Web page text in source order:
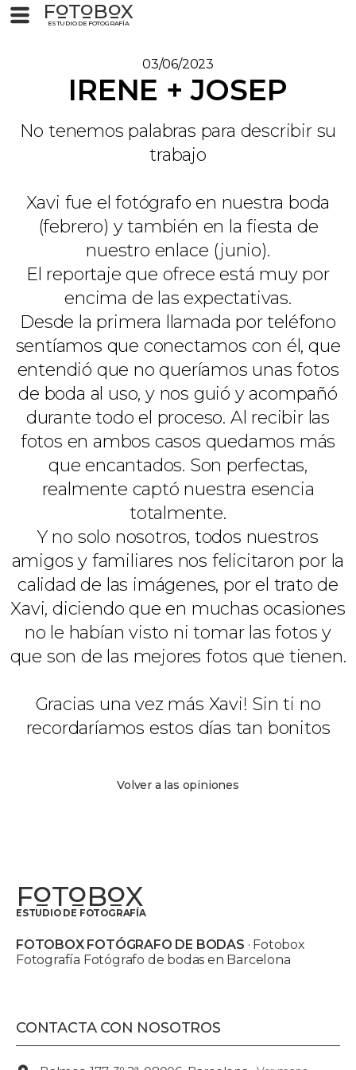
FOTOBOX
ESTUDIO DE FOTOGRAFÍA
03/06/2023
IRENE + JOSEP
No tenemos palabras para describir su
trabajo
Xavi fue el fotógrafo en nuestra boda
(febrero) y también en la fiesta de
nuestro enlace (junio).
El reportaje que ofrece está muy por
encima de las expectativas.
Desde la primera llamada por teléfono
sentíamos que conectamos con él, que
entendió que no queríamos unas fotos
de boda al uso, y nos guió y acompañó
durante todo el proceso. Al recibir las
fotos en ambos casos quedamos más
que encantados. Son perfectas,
realmente captó nuestra esencia
totalmente.
Y no solo nosotros, todos nuestros
amigos y familiares nos felicitaron por la
calidad de las imágenes, por el trato de
Xavi, diciendo que en muchas ocasiones
no le habían visto ni tomar las fotos y
que son de las mejores fotos que tienen.
Gracias una vez más Xavi! Sin ti no
recordaríamos estos días tan bonitos
Volver a las opiniones
FOTOBOX
ESTUDIO DE FOTOGRAFÍA
FOTOBOX FOTÓGRAFO DE BODAS · Fotobox
Fotografía Fotógrafo de bodas en Barcelona
CONTACTA CON NOSOTROS